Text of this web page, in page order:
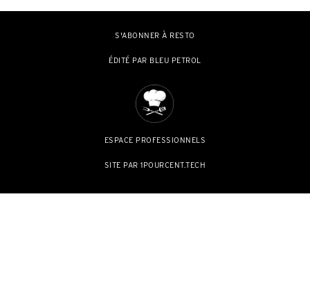
S'ABONNER À RESTO
ÉDITÉ PAR BLEU PETROL
ESPACE PROFESSIONNELS
SITE PAR 1POURCENT.TECH